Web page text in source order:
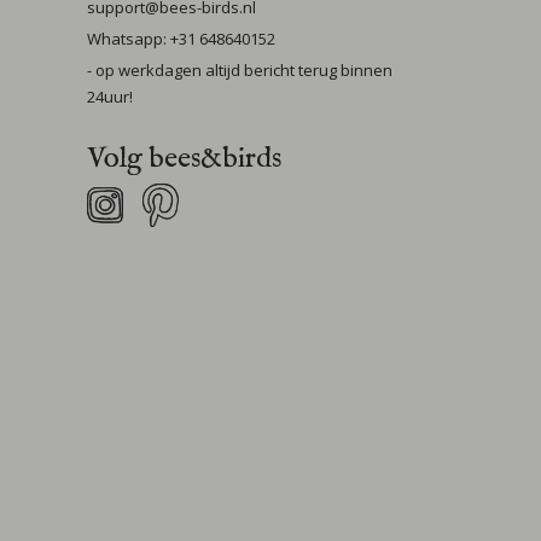
support@bees-birds.nl
Whatsapp: +31 648640152
- op werkdagen altijd bericht terug binnen
24uur!
Volg bees&birds